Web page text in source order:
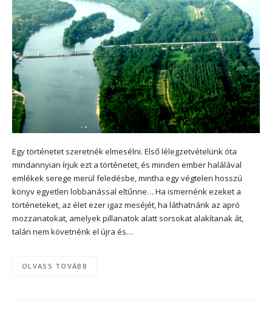
Egy történetet szeretnék elmesélni. Első lélegzetvételünk óta
mindannyian írjuk ezt a történetet, és minden ember halálával
emlékek serege merül feledésbe, mintha egy végtelen hosszú
könyv egyetlen lobbanással eltűnne… Ha ismernénk ezeket a
történeteket, az élet ezer igaz meséjét, ha láthatnánk az apró
mozzanatokat, amelyek pillanatok alatt sorsokat alakítanak át,
talán nem követnénk el újra és…
OLVASS TOVÁBB